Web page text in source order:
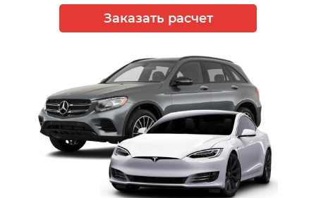
Заказать расчет